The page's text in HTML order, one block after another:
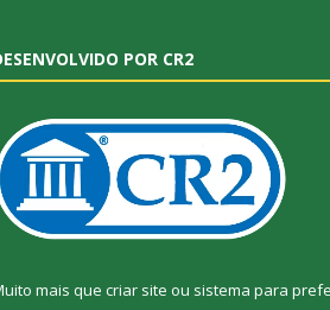
POR CR2
mais que criar site ou sistema para